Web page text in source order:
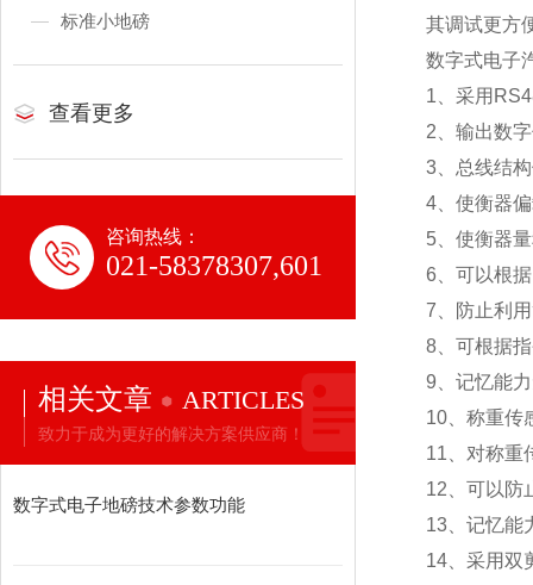
标准小地磅
查看更多
咨询热线：
021-58378307,601
相关文章 ARTICLES
致力于成为更好的解决方案供应商！
数字式电子地磅技术参数功能
其调试更方
数字式电子
1 、采用
2 、输出数
3 、总线结
4 、使衡器
5 、使衡器
6 、可以根
7 、防止利
8 、可根据
9 、记忆能
10 、称重
11 、对称
12 、可以
13 、记忆
14 、采用